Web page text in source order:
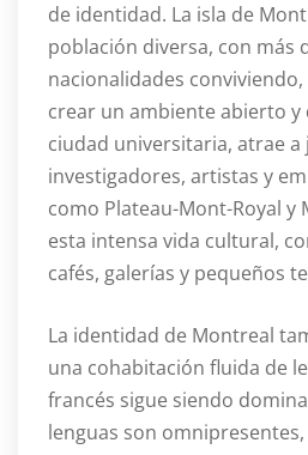
de identidad. La isla de
población diversa, con más
nacionalidades
crear un ambiente abierto y
ciudad universitaria, atrae a
investigadores, artistas y
como Plateau-Mont-Royal y
esta intensa vida cultural,
cafés, galerías y pequeños
La identidad de Montreal
una cohabitación fluida de
francés sigue siendo
lenguas son